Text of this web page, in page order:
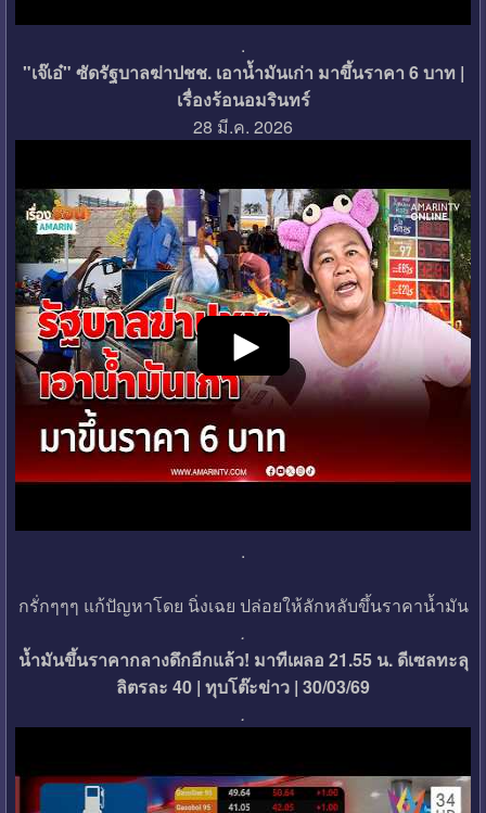
.
"เจ๊เอ๋" ซัดรัฐบาลฆ่าปชช. เอาน้ำมันเก่า มาขึ้นราคา 6 บาท |
เรื่องร้อนอมรินทร์
28 มี.ค. 2026
.
กรั่กๆๆๆ แก้ปัญหาโดย นิ่งเฉย ปล่อยให้ลักหลับขึ้นราคาน้ำมัน
.
น้ำมันขึ้นราคากลางดึกอีกแล้ว! มาทีเผลอ 21.55 น. ดีเซลทะลุ
ลิตรละ 40 | ทุบโต๊ะข่าว | 30/03/69
.